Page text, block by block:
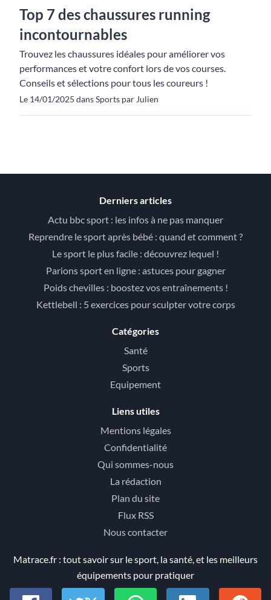
Top 7 des chaussures running
incontournables
Trouvez les chaussures idéales pour améliorer vos
performances et votre confort lors de vos courses.
Conseils et sélections pour tous les coureurs !
Le 14/01/2025 dans Sports par Julien
Derniers articles
Actu bbc sport : les infos à ne pas manquer
Reprendre le sport après bébé : quand et comment ?
Le sport le plus facile : découvrez lequel !
Parions sport en ligne : astuces pour gagner
Poids chevilles : boostez vos entraînements !
Kettlebell : 5 exercices pour sculpter votre corps
Catégories
Santé
Sports
Equipement
Liens utiles
Mentions légales
Confidentialité
Qui sommes-nous
La rédaction
Plan du site
Flux RSS
Nous contacter
Matrace.fr : tout savoir sur le sport, la santé, et les meilleurs
équipements pour pratiquer